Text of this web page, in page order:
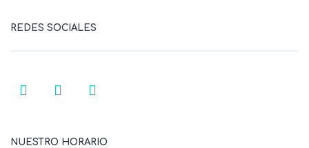
REDES SOCIALES
NUESTRO HORARIO